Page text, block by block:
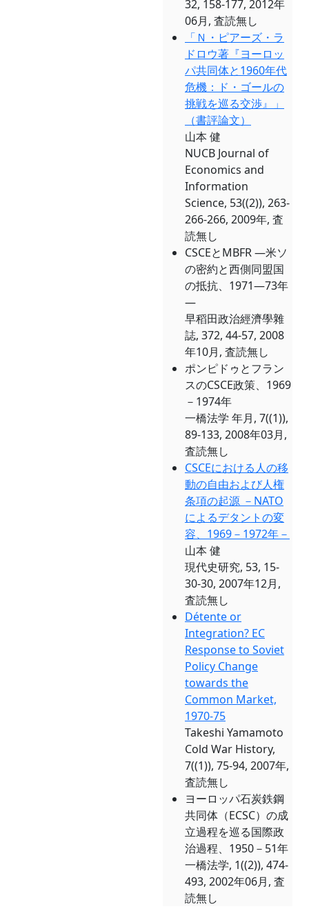
32, 158-177, 2012年
06月, 査読無し
「Ｎ・ピアーズ・ラ
ドロウ著『ヨーロッ
パ共同体と1960年代
危機：ド・ゴールの
挑戦を巡る交渉』」
（書評論文）
山本 健
NUCB Journal of
Economics and
Information
Science, 53((2)), 263-
266-266, 2009年, 査
読無し
CSCEとMBFR ―米ソ
の密約と西側同盟国
の抵抗、1971―73年
―
早稻田政治經濟學雜
誌, 372, 44-57, 2008
年10月, 査読無し
ポンピドゥとフラン
スのCSCE政策、1969
－1974年
一橋法学 年月, 7((1)),
89-133, 2008年03月,
査読無し
CSCEにおける人の移
動の自由および人権
条項の起源 －NATO
によるデタントの変
容、1969－1972年－
山本 健
現代史研究, 53, 15-
30-30, 2007年12月,
査読無し
Détente or
Integration? EC
Response to Soviet
Policy Change
towards the
Common Market,
1970-75
Takeshi Yamamoto
Cold War History,
7((1)), 75-94, 2007年,
査読無し
ヨーロッパ石炭鉄鋼
共同体（ECSC）の成
立過程を巡る国際政
治過程、1950－51年
一橋法学, 1((2)), 474-
493, 2002年06月, 査
読無し